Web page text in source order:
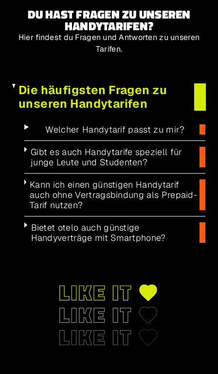
DU HAST FRAGEN ZU UNSEREN
HANDYTARIFEN?
Hier findest du Fragen und Antworten zu unseren
Tarifen.
Die häufigsten Fragen zu
unseren Handytarifen
Welcher Handytarif passt zu mir?
Gibt es auch Handytarife speziell für
junge Leute und Studenten?
Kann ich einen günstigen Handytarif
auch ohne Vertragsbindung als Prepaid-
Tarif nutzen?
Bietet otelo auch günstige
Handyverträge mit Smartphone?